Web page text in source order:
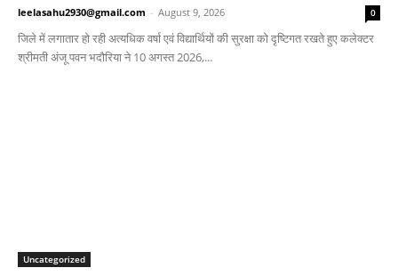
leelasahu2930@gmail.com - August 9, 2026 0
जिले में लगातार हो रही अत्यधिक वर्षा एवं विद्यार्थियों की सुरक्षा को दृष्टिगत रखते हुए कलेक्टर
श्रीमती अंजू पवन भदौरिया ने 10 अगस्त 2026,...
Uncategorized